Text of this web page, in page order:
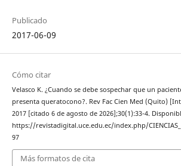
Publicado
2017-06-09
Cómo citar
Velasco K. ¿Cuando se debe sospechar que un
presenta queratocono?. Rev Fac Cien Med (Quito)
2017 [citado 6 de agosto de 2026];30(1):33-4.
https://revistadigital.uce.edu.ec/index.php/
97
Más formatos de cita